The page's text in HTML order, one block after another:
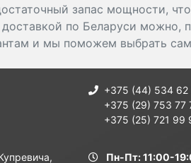
запас мощности,
доставкой по Беларуси можно,
и мы поможем выбрать
+375 (44) 534 62
+375 (29) 753 77
+375 (25) 721 99
Пн-Пт: 11:00-